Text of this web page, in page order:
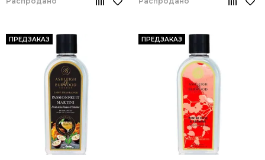
ПРЕДЗАКАЗ ПРЕДЗАКАЗ